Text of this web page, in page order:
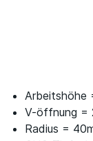
Arbeitshöhe
V-öffnung =
Radius =